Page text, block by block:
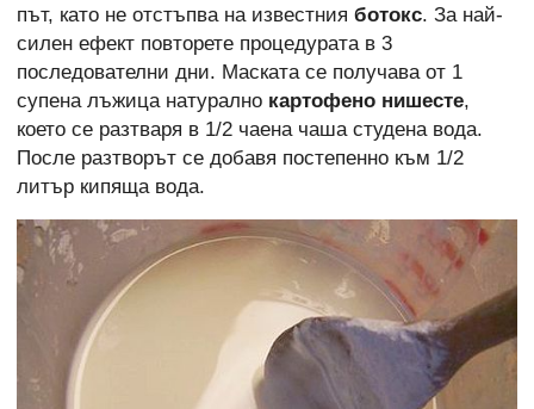
път, като не отстъпва на известния ботокс. За най-
силен ефект повторете процедурата в 3
последователни дни. Маската се получава от 1
супена лъжица натурално картофено нишесте,
което се разтваря в 1/2 чаена чаша студена вода.
После разтворът се добавя постепенно към 1/2
литър кипяща вода.